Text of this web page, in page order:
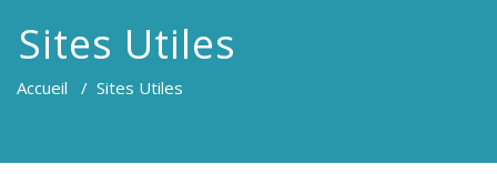
Sites Utiles
Accueil / Sites Utiles